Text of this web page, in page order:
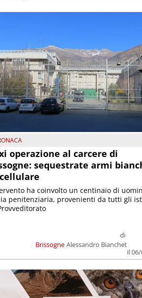
operazione al carcere di
sequestrate armi
Brissogne
di
Alessandro Bianchet
il
ha coinvolto un centinaio di
penitenziaria, provenienti da tutti gli